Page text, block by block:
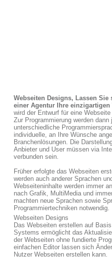
Webseiten Designs, Lassen
einer Agentur Ihre einzigartigen
wird der Entwurf für eine
Zur Programmierung werden dann
unterschiedliche
individuelle, an Ihre Wünsche
Branchenlösungen. Die
Anbieter und User müssen via
verbunden sein.
Früher erfolgte das Webseiten
werden auch anderer Sprachen
Webseiteninhalte werden immer
nach Grafik, MultiMedia und
machten neue Sprachen sowie
Programmiertechniken notwendig.
Webseiten Designs
Das Webseiten erstellen auf
Systems ermöglicht das
der Webseiten ohne fundierte
einfachen Editor lassen sich
Nutzer Webseiten erstellen kann.